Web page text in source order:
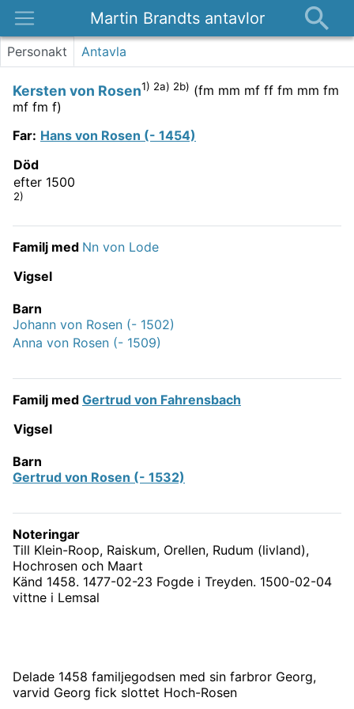
Martin Brandts antavlor
Platser
Om
Kontakt
Personakt Antavla
Kersten von Rosen1) 2a) 2b) (fm mm mf ff fm mm fm
mf fm f)
Far: Hans von Rosen (- 1454)
Död
efter 1500
2)
Familj med Nn von Lode
Vigsel
Barn
Johann von Rosen (- 1502)
Anna von Rosen (- 1509)
Familj med Gertrud von Fahrensbach
Vigsel
Barn
Gertrud von Rosen (- 1532)
Noteringar
Till Klein-Roop, Raiskum, Orellen, Rudum (livland),
Hochrosen och Maart
Känd 1458. 1477-02-23 Fogde i Treyden. 1500-02-04
vittne i Lemsal
Delade 1458 familjegodsen med sin farbror Georg,
varvid Georg fick slottet Hoch-Rosen